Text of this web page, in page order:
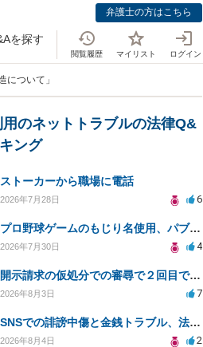
弁護士の方はこちら
を探す
閲覧履歴 マイリスト ログイン
について」
のネットトラブルの法律Q&
ング
ストーカーから職場に電話
2026年7月28日 6
プロ野球ゲームのもじり名使用、パブリシティ権の影響は？
2026年7月30日 4
開示請求の仮処分での審尋で２回目で終わらない場合どうしたらいいですか
2026年8月3日 7
SNSでの誹謗中傷と金銭トラブル、法的対応の相談
2026年8月4日 2